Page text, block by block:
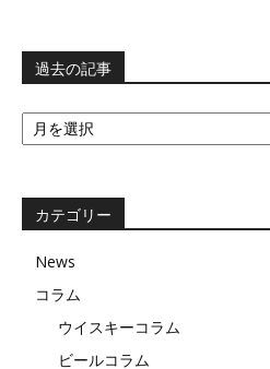
過去の記事
過
去
事
カテゴリー
News
コラム
ウイスキーコラム
ビールコラム